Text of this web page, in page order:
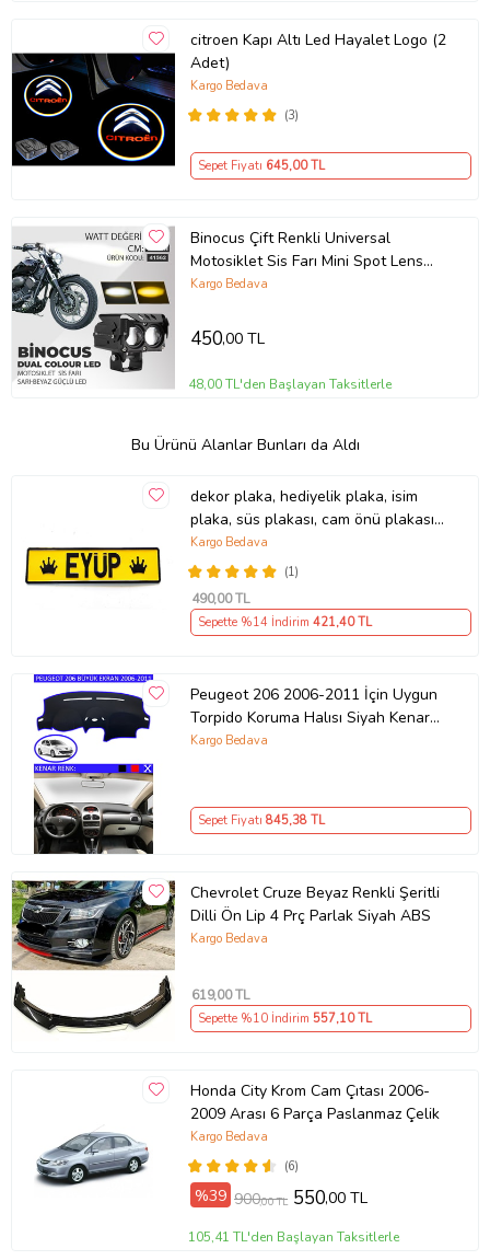
citroen Kapı Altı Led Hayalet Logo (2
Adet)
(3)
Kargo Bedava
Sepet Fiyatı 645,00 TL
Binocus Çift Renkli Universal
Motosiklet Sis Farı Mini Spot Lens
Led Far
Kargo Bedava
450,00 TL
48,00 TL'den Başlayan Taksitlerle
Bu Ürünü Alanlar Bunları da Aldı
dekor plaka, hediyelik plaka, isim
plaka, süs plakası, cam önü plakası,
tırcı plakası (Sarı-Siyah)
(1)
Kargo Bedava
490,00 TL
Sepette %14 İndirim 421,40 TL
Peugeot 206 2006-2011 İçin Uygun
Torpido Koruma Halısı Siyah Kenar
Renk Mavi
Kargo Bedava
Sepet Fiyatı 845,38 TL
Chevrolet Cruze Beyaz Renkli Şeritli
Dilli Ön Lip 4 Prç Parlak Siyah ABS
Kargo Bedava
619,00 TL
Sepette %10 İndirim 557,10 TL
Honda City Krom Cam Çıtası 2006-
2009 Arası 6 Parça Paslanmaz Çelik
(6)
Kargo Bedava
%39 900,00 TL 550,00 TL
105,41 TL'den Başlayan Taksitlerle